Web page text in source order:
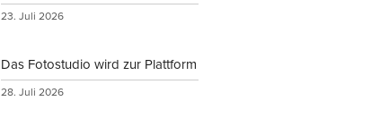
23. Juli 2026
Das Fotostudio wird zur Plattform
28. Juli 2026